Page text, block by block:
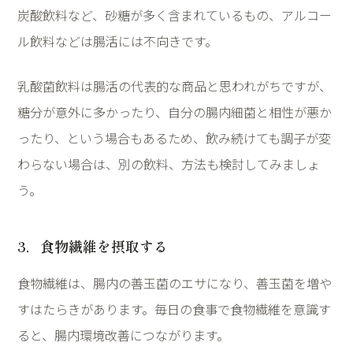
炭酸飲料など、砂糖が多く含まれているもの、アルコー
ル飲料などは腸活には不向きです。
乳酸菌飲料は腸活の代表的な商品と思われがちですが、
糖分が意外に多かったり、自分の腸内細菌と相性が悪か
ったり、という場合もあるため、飲み続けても調子が変
わらない場合は、別の飲料、方法も検討してみましょ
う。
3．食物繊維を摂取する
食物繊維は、腸内の善玉菌のエサになり、善玉菌を増や
すはたらきがあります。毎日の食事で食物繊維を意識す
ると、腸内環境改善につながります。